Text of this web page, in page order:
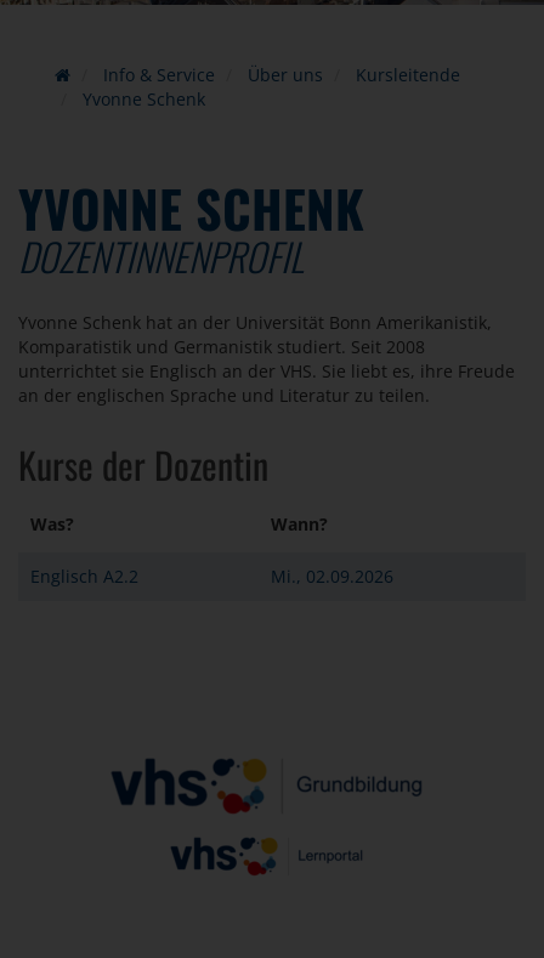
Info & Service Über uns
Kursleitende
Yvonne Schenk
YVONNE SCHENK
DOZENTINNENPROFIL
Yvonne Schenk hat an der Universität Bonn Amerikanistik,
Komparatistik und Germanistik studiert. Seit 2008
unterrichtet sie Englisch an der VHS. Sie liebt es, ihre Freude
an der englischen Sprache und Literatur zu teilen.
Kurse der Dozentin
Was? Wann?
Englisch A2.2 Mi., 02.09.2026